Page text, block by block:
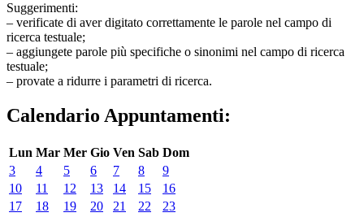
Suggerimenti:
– verificate di aver digitato correttamente le parole nel campo di
ricerca testuale;
– aggiungete parole più specifiche o sinonimi nel campo di ricerca
testuale;
– provate a ridurre i parametri di ricerca.
Calendario Appuntamenti:
Lun Mar Mer Gio Ven Sab Dom
3
4 5 6 7 8
9
10
11 12 13 14 15
16
17
18 19 20 21 22 23